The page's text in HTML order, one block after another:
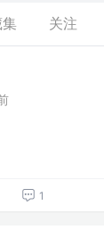
关注
1